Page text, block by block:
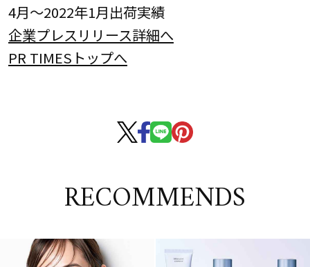
4月～2022年1月出荷実績
企業プレスリリース詳細へ
PR TIMESトップへ
RECOMMENDS